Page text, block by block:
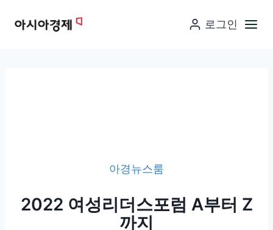
로그인
아경뉴스룸
2022 여성리더스포럼 A부터 Z
까지